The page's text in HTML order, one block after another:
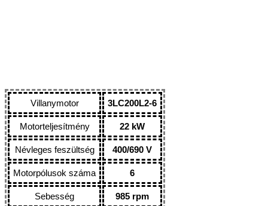
Villanymotor 3LC200L2-6
Motorteljesítmény 22 kW
Névleges feszültség 400/690 V
Motorpólusok száma 6
Sebesség 985 rpm